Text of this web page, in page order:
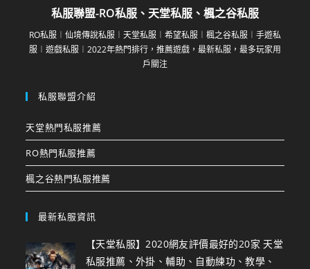
私服聯盟-RO私服、天堂私服、楓之谷私服
RO私服︱仙境傳說私服︱天堂私服︱希望私服︱楓之谷私服︱手遊私
服︱遊戲私服︱2022年熱門排行，推薦遊戲，最新私服，最多玩家用
戶關注
私服聯盟介紹
天堂熱門私服推薦
RO熱門私服推薦
楓之谷熱門私服推薦
最新私服資訊
【天堂私服】2020網友評價最好的20家 天堂
私服推薦、外掛、輔助、自動練功、教學、